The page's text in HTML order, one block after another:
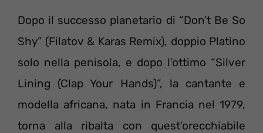
Dopo il successo planetario di “Don’t Be So
Shy” (Filatov & Karas Remix), doppio Platino
solo nella penisola, e dopo l’ottimo “Silver
Lining (Clap Your Hands)”, la cantante e
modella africana, nata in Francia nel 1979,
torna alla ribalta con quest’orecchiabile